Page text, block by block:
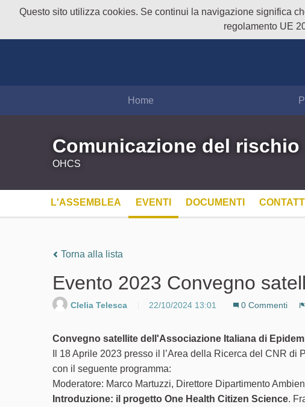
Questo sito utilizza cookies. Se continui la navigazione significa
regolamento UE
Home
Comunicazione del rischio
OHCS
L'ASSEMBLEA EVENTI DOCUMENTI CONTATTI
Torna alla lista
Evento 2023 Convegno
Clelia Telesca 22/10/2024 13:01
0 Commenti
Convegno satellite dell'Associazione Italiana di
Il 18 Aprile 2023 presso il l’Area della Ricerca del CNR di
con il seguente programma:
Moderatore: Marco Martuzzi, Direttore Dipartimento
Introduzione: il progetto One Health Citizen Science.